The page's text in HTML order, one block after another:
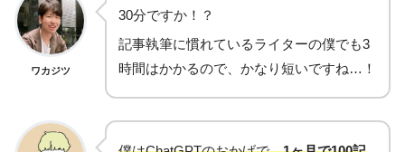
ワカジツ
30分ですか！？
記事執筆に慣れているライターの僕でも3
時間はかかるので、かなり短いですね…！